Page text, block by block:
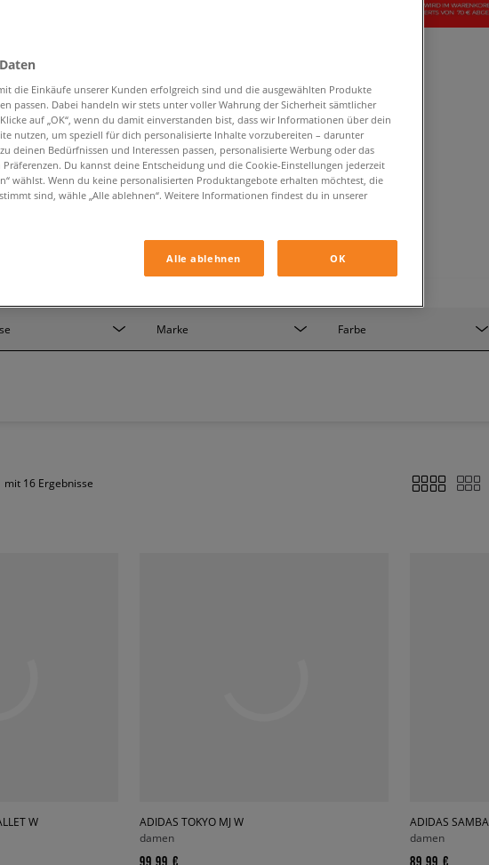
BALLERINAS UND SNEAKERINAS
mit 16 Ergebnisse
Marke Farbe
W
ADIDAS TOKYO MJ W
damen
99,99 €
ADIDAS
damen
89,99 €
die Einkäufe unserer Kunden erfolgreich sind und die ausgewählten Produkte
passen. Dabei handeln wir stets unter voller Wahrung der Sicherheit sämtlicher
auf „OK“, wenn du damit einverstanden bist, dass wir Informationen über dein
nutzen, um speziell für dich personalisierte Inhalte vorzubereiten – darunter
deinen Bedürfnissen und Interessen passen, personalisierte Werbung oder das
Du kannst deine Entscheidung und die Cookie-Einstellungen jederzeit
wählst. Wenn du keine personalisierten Produktangebote erhalten möchtest, die
sind, wähle „Alle ablehnen“. Weitere Informationen findest du in unserer
Alle ablehnen OK